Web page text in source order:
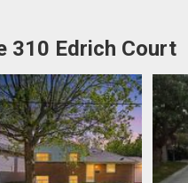
310 Edrich Court